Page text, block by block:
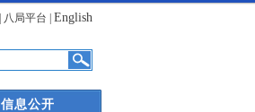
八局平台 English
信息公开